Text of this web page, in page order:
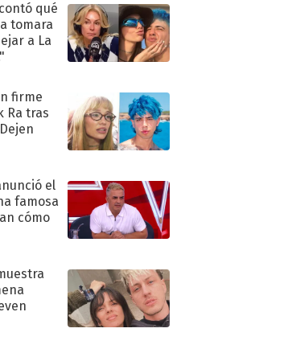
qué
tomara
a La
firme
Ra tras
el
famosa
cómo